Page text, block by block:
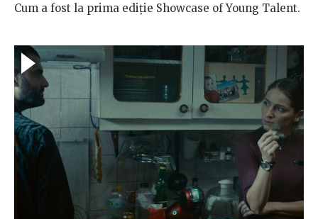
Cum a fost la prima ediție Showcase of Young Talent.